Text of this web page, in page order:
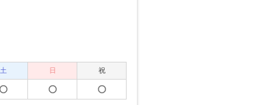
土 日 祝